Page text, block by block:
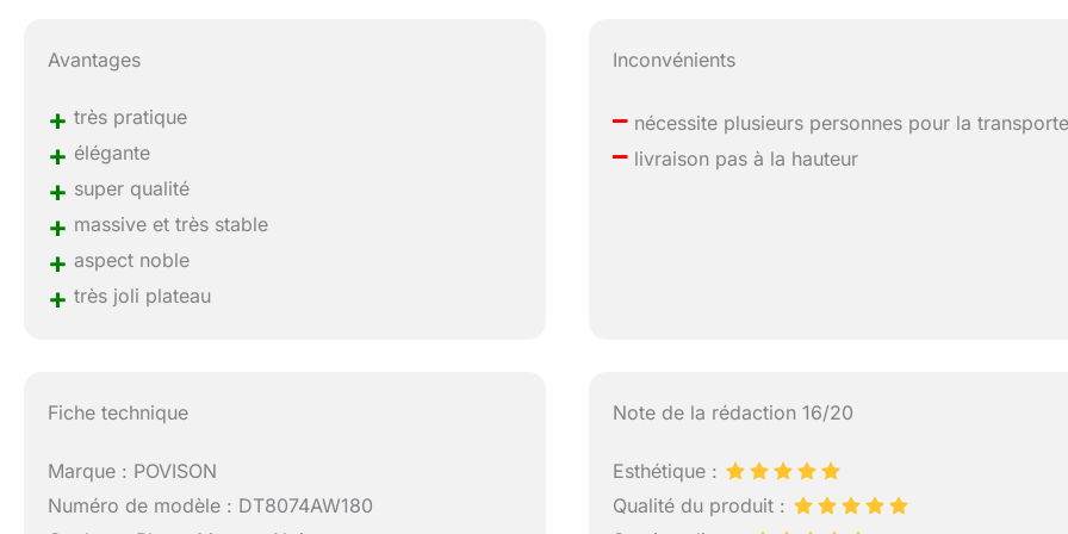
Avantages
+ très pratique
+ élégante
+ super qualité
+ massive et très stable
+ aspect noble
+ très joli plateau
Inconvénients
– nécessite plusieurs personnes pour la
– livraison pas à la hauteur
Fiche technique
Marque : POVISON
Numéro de modèle : DT8074AW180
Note de la rédaction 16/20
Esthétique :
Qualité du produit :